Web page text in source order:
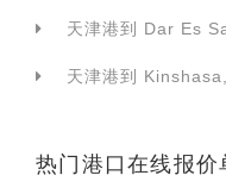
天津港到 Dar Es
天津港到
热门港口在线报价